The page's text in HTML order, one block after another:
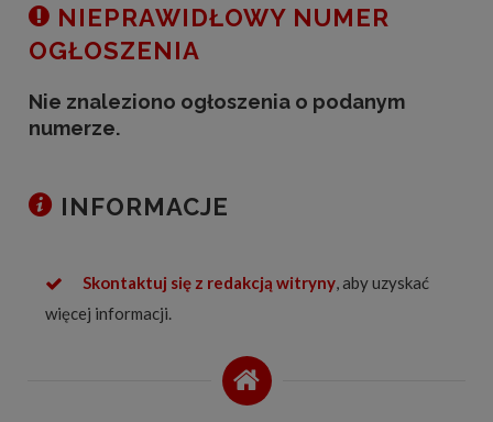
NIEPRAWIDŁOWY NUMER
OGŁOSZENIA
Nie znaleziono ogłoszenia o podanym
numerze.
INFORMACJE
Skontaktuj się z redakcją witryny, aby uzyskać
więcej informacji.